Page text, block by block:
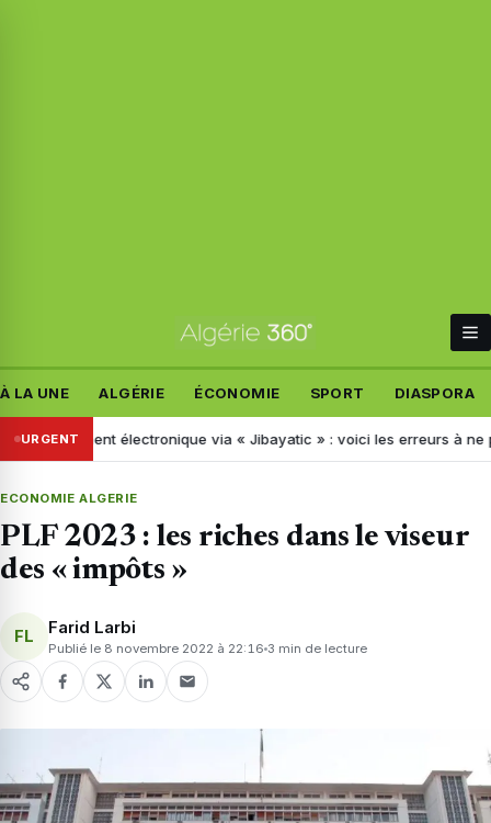
À LA UNE ALGÉRIE ÉCONOMIE SPORT DIASPORA
URGENTélectronique via « Jibayatic » : voici les erreurs à ne pas
ECONOMIE ALGERIE
PLF 2023 : les riches dans le viseur
des « impôts »
FL Farid Larbi
Publié le 8 novembre 2022 à 22:16 3 min de lecture